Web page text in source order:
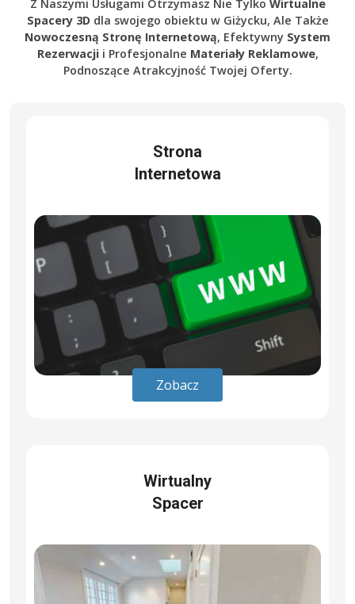
Z Naszymi Usługami Otrzymasz Nie Tylko Wirtualne
Spacery 3Ddla swojego obiektu w Giżycku, Ale Także
Nowoczesną Stronę Internetową, Efektywny System
Rezerwacjii Profesjonalne Materiały Reklamowe,
Podnoszące Atrakcyjność Twojej Oferty.
Strona
Internetowa
Zobacz
Wirtualny
Spacer